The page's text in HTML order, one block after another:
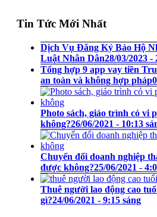
Tin Tức Mới Nhất
Dịch Vụ Đăng Ký Bảo Hộ
Luật Nhân Dân28/03/2023 -
Tổng hợp 9 app vay tiền
an toàn và không hợp pháp
Photo sách, giáo trình có vi
không?26/06/2021 - 10:13
Chuyển đổi doanh nghiệp
được không?25/06/2021 -
Thuê người lao động cao
gì?24/06/2021 - 9:15 sáng